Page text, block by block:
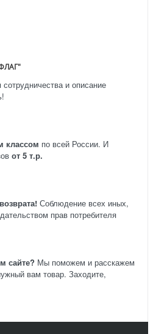
и описание
классом по всей России. И
от 5 т.р.
Соблюдение всех иных,
прав потребителя
сайте? Мы поможем и расскажем
вам товар. Заходите,